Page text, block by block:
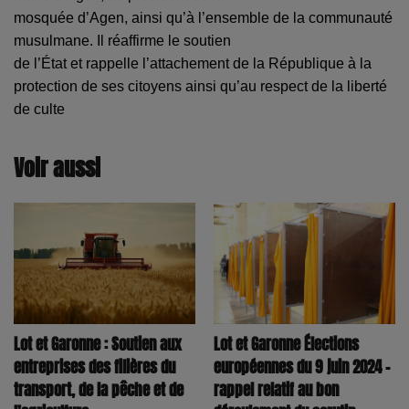
mosquée d’Agen, ainsi qu’à l’ensemble de la communauté
musulmane. Il réaffirme le soutien
de l’État et rappelle l’attachement de la République à la
protection de ses citoyens ainsi qu’au respect de la liberté
de culte
Voir aussi
Lot et Garonne : Soutien aux
entreprises des filières du
transport, de la pêche et de
Lot et Garonne Élections
européennes du 9 juin 2024 -
rappel relatif au bon